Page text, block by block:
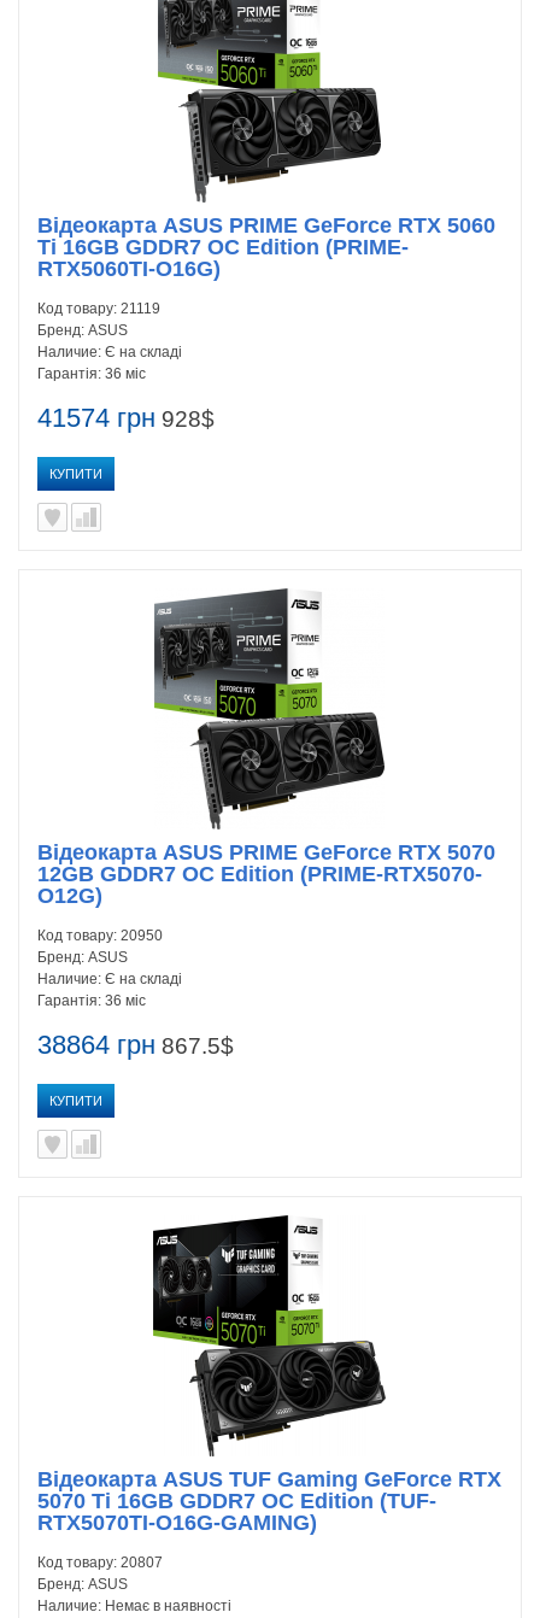
41574 грн 928$
КУПИТИ
Відеокарта ASUS PRIME GeForce RTX 5060
Ti 16GB GDDR7 OC Edition (PRIME-
RTX5060TI-O16G)
Код товару: 21119
Бренд: ASUS
Наличие: Є на складі
Гарантія: 36 міс
38864 грн 867.5$
КУПИТИ
Відеокарта ASUS PRIME GeForce RTX 5070
12GB GDDR7 OC Edition (PRIME-RTX5070-
O12G)
Код товару: 20950
Бренд: ASUS
Наличие: Є на складі
Гарантія: 36 міс
Відеокарта ASUS TUF Gaming GeForce RTX
5070 Ti 16GB GDDR7 OC Edition (TUF-
RTX5070TI-O16G-GAMING)
Код товару: 20807
Бренд: ASUS
Наличие: Немає в наявності